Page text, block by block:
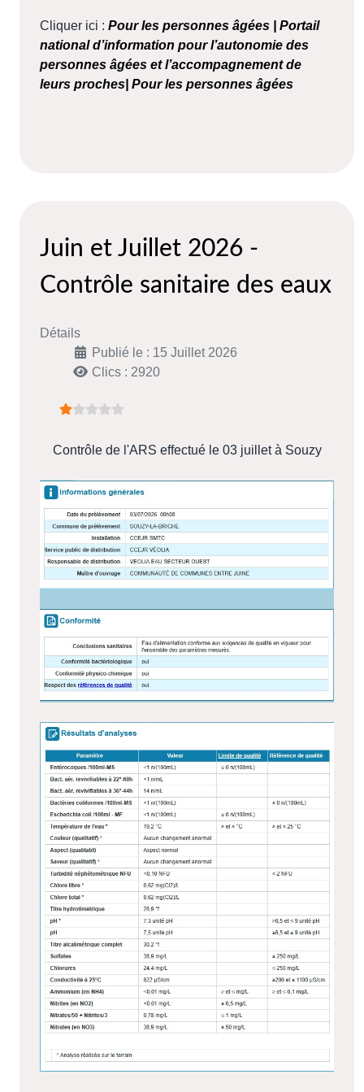
Cliquer ici : Pour les personnes âgées | Portail
national d’information pour l’autonomie des
personnes âgées et l’accompagnement de
leurs proches| Pour les personnes âgées
Juin et Juillet 2026 -
Contrôle sanitaire des eaux
Détails
Publié le : 15 Juillet 2026
Clics : 2920
Contrôle de l'ARS effectué le 03 juillet à Souzy